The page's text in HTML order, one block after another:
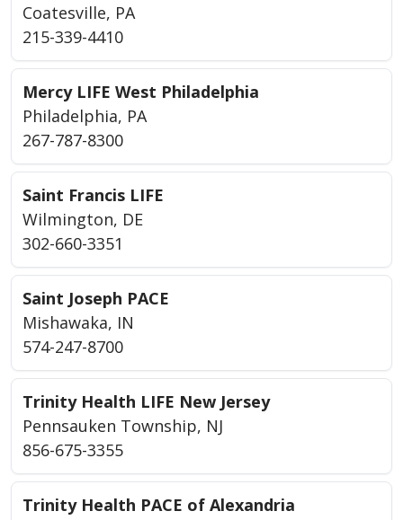
Coatesville, PA
215-339-4410
Mercy LIFE West Philadelphia
Philadelphia, PA
267-787-8300
Saint Francis LIFE
Wilmington, DE
302-660-3351
Saint Joseph PACE
Mishawaka, IN
574-247-8700
Trinity Health LIFE New Jersey
Pennsauken Township, NJ
856-675-3355
Trinity Health PACE of Alexandria